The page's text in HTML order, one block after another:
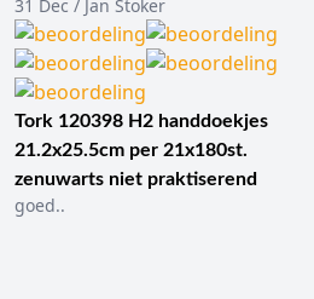
31 Dec / Jan Stoker
Tork 120398 H2 handdoekjes
21.2x25.5cm per 21x180st.
zenuwarts niet praktiserend
goed..